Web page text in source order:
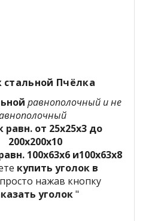
стальной Пчёлка
равнополочный и не
равн. от 25х25х3 до
200х200х10
100х63х6 и100х63х8
купить уголок в
просто нажав кнопку
уголок"